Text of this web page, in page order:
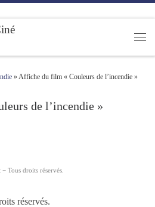
» Affiche du film « Couleurs de l’incendie »
de l’incendie »
Tous droits réservés.
réservés.